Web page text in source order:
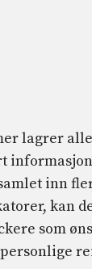
lagrer
inn
kan
som